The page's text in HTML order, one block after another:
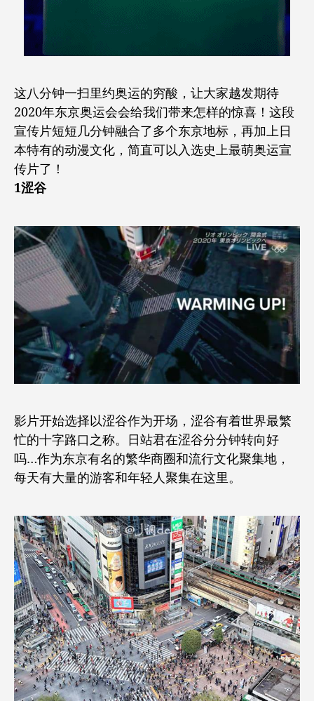
这八分钟一扫里约奥运的穷酸，让大家越发期待
2020年东京奥运会会给我们带来怎样的惊喜！ 这段
宣传片短短几分钟融合了多个东京地标，再加上日
本特有的动漫文化，简直可以入选史上最萌奥运宣
传片了！
1涩谷
影片开始选择以涩谷作为开场，涩谷有着世界最繁
忙的十字路口之称。日站君在涩谷分分钟转向好
吗…作为东京有名的繁华商圈和流行文化聚集地，
每天有大量的游客和年轻人聚集在这里。